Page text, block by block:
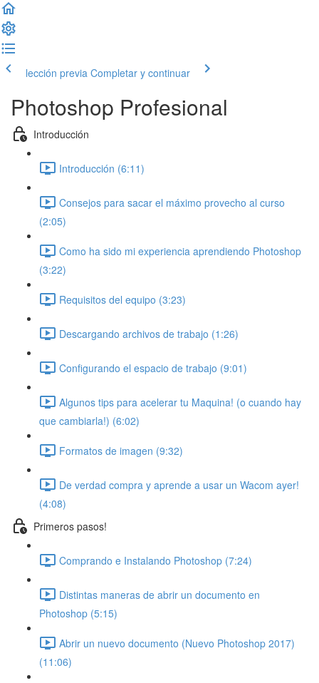
lección previa Completar y continuar
Photoshop Profesional
Introducción
Introducción (6:11)
Consejos para sacar el máximo provecho al curso
(2:05)
Como ha sido mi experiencia aprendiendo Photoshop
(3:22)
Requisitos del equipo (3:23)
Descargando archivos de trabajo (1:26)
Configurando el espacio de trabajo (9:01)
Algunos tips para acelerar tu Maquina! (o cuando hay
que cambiarla!) (6:02)
Formatos de imagen (9:32)
De verdad compra y aprende a usar un Wacom ayer!
(4:08)
Primeros pasos!
Comprando e Instalando Photoshop (7:24)
Distintas maneras de abrir un documento en
Photoshop (5:15)
Abrir un nuevo documento (Nuevo Photoshop 2017)
(11:06)